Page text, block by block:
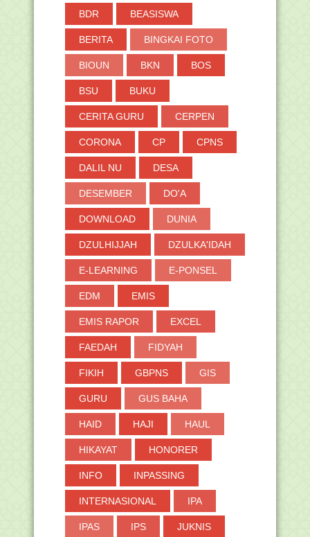
BDR BEASISWA
BERITA BINGKAI FOTO
BIOUN BKN BOS
BSU BUKU
CERITA GURU CERPEN
CORONA CP CPNS
DALIL NU DESA
DESEMBER DO'A
DOWNLOAD DUNIA
DZULHIJJAH DZULKA'IDAH
E-LEARNING E-PONSEL
EDM EMIS
EMIS RAPOR EXCEL
FAEDAH FIDYAH
FIKIH GBPNS GIS
GURU GUS BAHA
HAID HAJI HAUL
HIKAYAT HONORER
INFO INPASSING
INTERNASIONAL IPA
IPAS IPS JUKNIS